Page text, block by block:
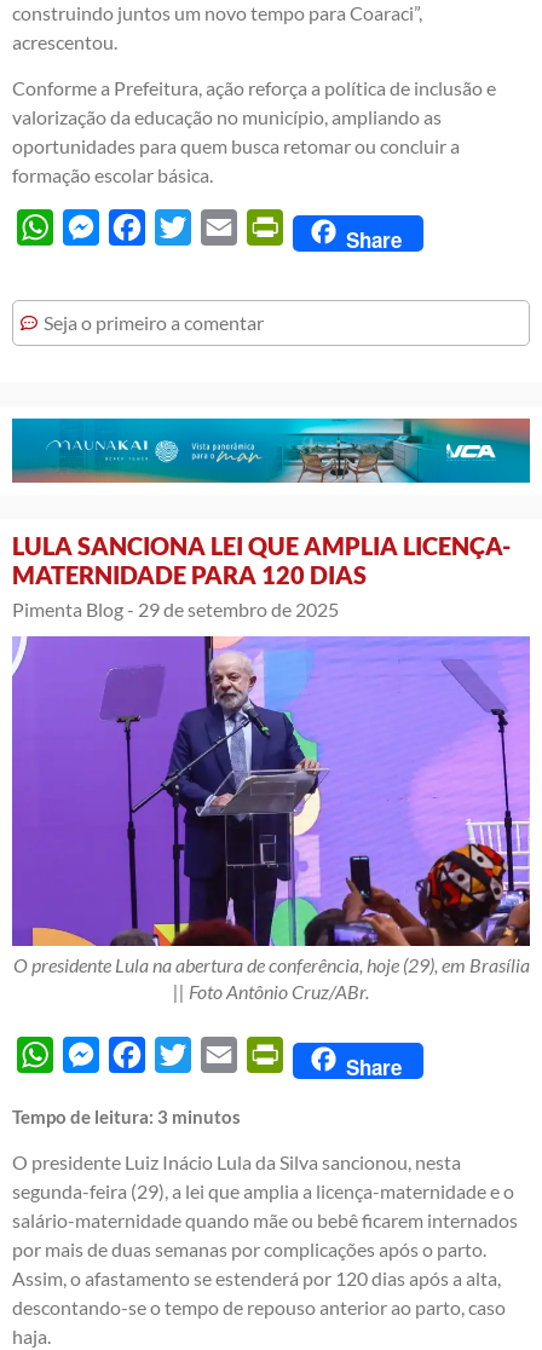
construindo juntos um novo tempo para Coaraci”,
acrescentou.
Conforme a Prefeitura, ação reforça a política de inclusão e
valorização da educação no município, ampliando as
oportunidades para quem busca retomar ou concluir a
formação escolar básica.
WhatsAppMessengerFacebook
Twitter Email PrintFriendly
Share
Seja o primeiro a comentar
LULA SANCIONA LEI QUE AMPLIA LICENÇA-
MATERNIDADE PARA 120 DIAS
Pimenta Blog - 29 de setembro de 2025
O presidente Lula na abertura de conferência, hoje (29), em Brasília
|| Foto Antônio Cruz/ABr.
WhatsAppMessengerFacebook
Twitter Email PrintFriendly
Share
Tempo de leitura: 3 minutos
O presidente Luiz Inácio Lula da Silva sancionou, nesta
segunda-feira (29), a lei que amplia a licença-maternidade e o
salário-maternidade quando mãe ou bebê ficarem internados
por mais de duas semanas por complicações após o parto.
Assim, o afastamento se estenderá por 120 dias após a alta,
descontando-se o tempo de repouso anterior ao parto, caso
haja.